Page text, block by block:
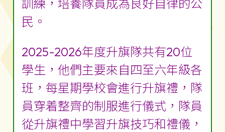
訓練，培養隊員成為良好自律的公
民。
2025-2026年度升旗隊共有20位
學生，他們主要來自四至六年級各
班，每星期學校會進行升旗禮，隊
員穿着整齊的制服進行儀式，隊員
從升旗禮中學習升旗技巧和禮儀，